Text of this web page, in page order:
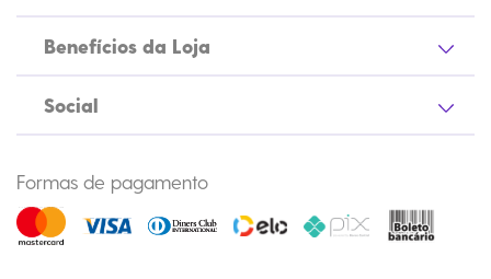
Benefícios da Loja
Social
Formas de pagamento